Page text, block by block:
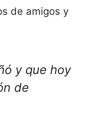
de amigos y
y que hoy
de